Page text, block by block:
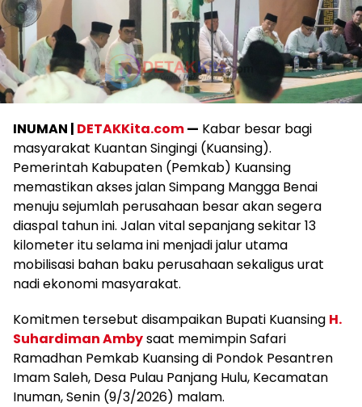
INUMAN | DETAKKita.com— Kabar besar bagi
masyarakat Kuantan Singingi (Kuansing).
Pemerintah Kabupaten (Pemkab) Kuansing
memastikan akses jalan Simpang Mangga Benai
menuju sejumlah perusahaan besar akan segera
diaspal tahun ini. Jalan vital sepanjang sekitar 13
kilometer itu selama ini menjadi jalur utama
mobilisasi bahan baku perusahaan sekaligus urat
nadi ekonomi masyarakat.
Komitmen tersebut disampaikan Bupati Kuansing H.
Suhardiman Ambysaat memimpin Safari
Ramadhan Pemkab Kuansing di Pondok Pesantren
Imam Saleh, Desa Pulau Panjang Hulu, Kecamatan
Inuman, Senin (9/3/2026) malam.